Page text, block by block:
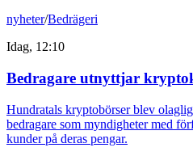
nyheter/Bedrägeri
Idag, 12:10
Bedragare utnyttjar
Hundratals kryptobörser blev
bedragare som myndigheter med
kunder på deras pengar.